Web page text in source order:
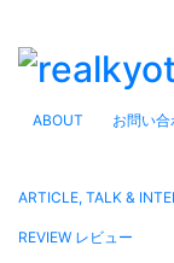
ABOUT お問い合
ARTICLE, TALK &
REVIEW レビュー